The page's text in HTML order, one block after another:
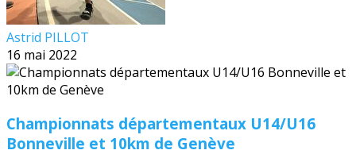
Astrid PILLOT
16 mai 2022
Championnats départementaux U14/U16
Bonneville et 10km de Genève